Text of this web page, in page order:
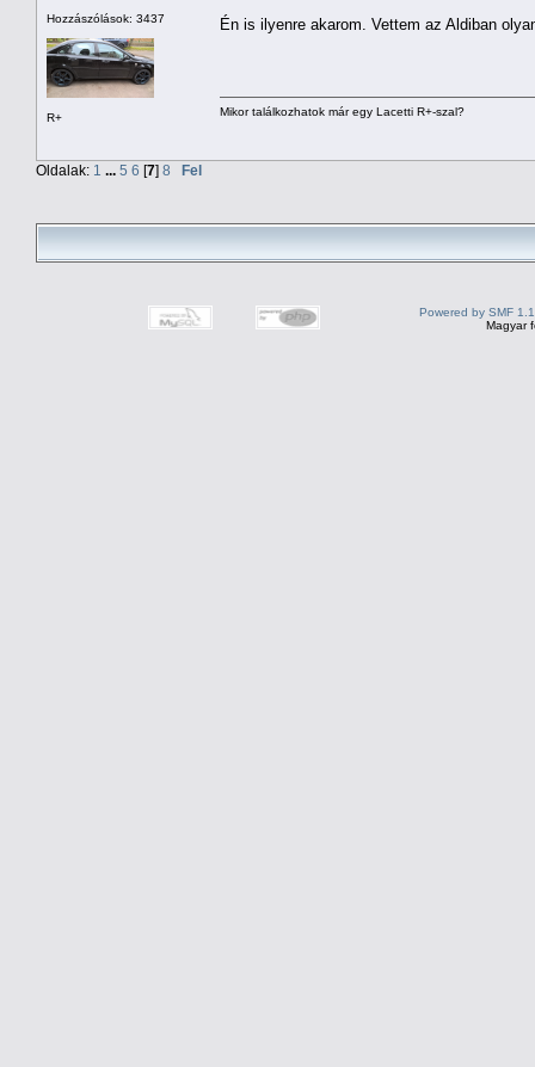
Hozzászólások: 3437
R+
Én is ilyenre akarom. Vettem az Aldiban
Mikor találkozhatok már egy Lacetti R+-szal?
Oldalak: 1 ... 5 6 [7] 8 Fel
Powered by SMF
Magyar